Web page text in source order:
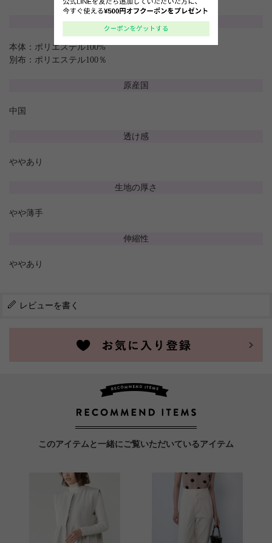
素材
本体：ポリエステル100%
別布：ポリエステル100％
原産国
中国
透け感
ややあり
生地の厚さ
やや薄手
伸縮性
ややあり
レビューを書く
このアイテムと一緒にご覧いただいているアイテム